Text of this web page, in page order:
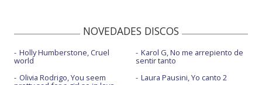
NOVEDADES DISCOS
Holly Humberstone, Cruel
world
Olivia Rodrigo, You seem
Karol G, No me arrepiento de
sentir tanto
Laura Pausini, Yo canto 2